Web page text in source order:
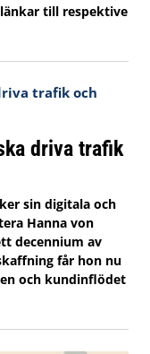
till respektive
driva trafik
sin digitala och
Hanna von
decennium av
får hon nu
och kundinflödet